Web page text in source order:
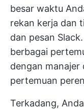
besar waktu
rekan kerja dan
dan pesan
berbagai
dengan manajer
pertemuan
Terkadang,